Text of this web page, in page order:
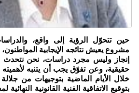
حين تتحوّل الرؤية إلى واقع،
مشروع يعيش نتائجه الإيجابية
إنجاز وليس مجرد دراسات، نحن
حقيقية، وعن تفوّق يجب أن يتنبه
خلال الأيام الماضية بتوجيهات من جلالة
بتوقيع الاتفاقية الفنية القانونية